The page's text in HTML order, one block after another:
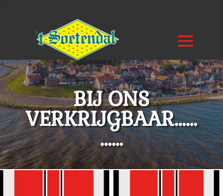
BIJ ONS
VERKRIJGBAAR……
……